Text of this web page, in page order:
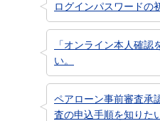
ログインパスワードの
「オンライン本人確
い。
ペアローン事前審査承
査の申込手順を知りた